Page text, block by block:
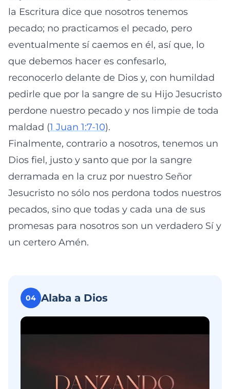
la Escritura dice que nosotros tenemos
pecado; no practicamos el pecado, pero
eventualmente sí caemos en él, así que, lo
que debemos hacer es confesarlo,
reconocerlo delante de Dios y, con humildad
pedirle que por la sangre de su Hijo Jesucristo
perdone nuestro pecado y nos limpie de toda
maldad (1 Juan 1:7-10).
Finalmente, contrario a nosotros, tenemos un
Dios fiel, justo y santo que por la sangre
derramada en la cruz por nuestro Señor
Jesucristo no sólo nos perdona todos nuestros
pecados, sino que todas y cada una de sus
promesas para nosotros son un verdadero Sí y
un certero Amén.
04 Alaba a Dios